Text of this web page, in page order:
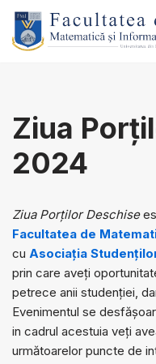
Sari
Ziua
2024
Ziua Porților Deschise
Facultatea de
cu Asociaţia
prin care aveți
petrece anii studenției,
Evenimentul se
in cadrul acestuia veți
următoarelor puncte de